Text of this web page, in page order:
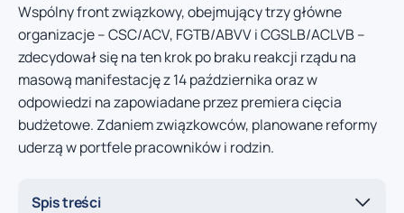
Wspólny front związkowy, obejmujący trzy główne
organizacje – CSC/ACV, FGTB/ABVV i CGSLB/ACLVB –
zdecydował się na ten krok po braku reakcji rządu na
masową manifestację z 14 października oraz w
odpowiedzi na zapowiadane przez premiera cięcia
budżetowe. Zdaniem związkowców, planowane reformy
uderzą w portfele pracowników i rodzin.
Spis treści